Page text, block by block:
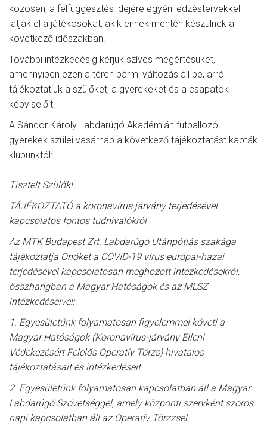
közösen, a felfüggesztés idejére egyéni edzéstervekkel
látják el a játékosokat, akik ennek mentén készülnek a
következő időszakban.
További intézkedésig kérjük szíves megértésüket,
amennyiben ezen a téren bármi változás áll be, arról
tájékoztatjuk a szülőket, a gyerekeket és a csapatok
képviselőit.
A Sándor Károly Labdarúgó Akadémián futballozó
gyerekek szülei vasárnap a következő tájékoztatást kapták
klubunktól:
Tisztelt Szülők!
TÁJÉKOZTATÓ a koronavírus járvány terjedésével
kapcsolatos fontos tudnivalókról
Az MTK Budapest Zrt. Labdarúgó Utánpótlás szakága
tájékoztatja Önöket a COVID-19 vírus európai-hazai
terjedésével kapcsolatosan meghozott intézkedésekről,
összhangban a Magyar Hatóságok és az MLSZ
intézkedéseivel:
1. Egyesületünk folyamatosan figyelemmel követi a
Magyar Hatóságok (Koronavírus-járvány Elleni
Védekezésért Felelős Operatív Törzs) hivatalos
tájékoztatásait és intézkedéseit.
2. Egyesületünk folyamatosan kapcsolatban áll a Magyar
Labdarúgó Szövetséggel, amely központi szervként szoros
napi kapcsolatban áll az Operatív Törzzsel.